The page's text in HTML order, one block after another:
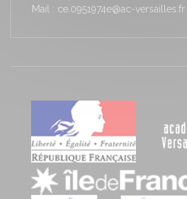
Mail : ce.0951974e@ac-versailles.fr